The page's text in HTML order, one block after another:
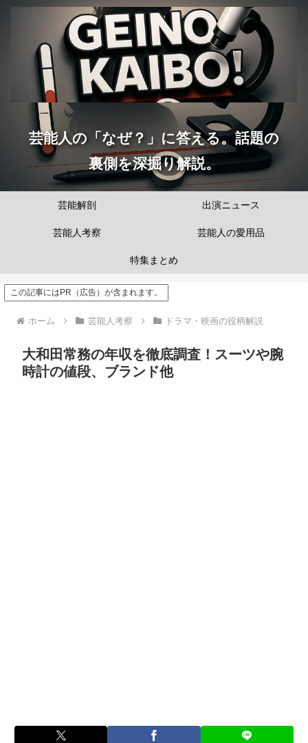
芸能人の「なぜ？」に答える。話題の
裏側を深掘り解説。
芸能解剖 出演ニュース
芸能人考察 芸能人の愛用品
特集まとめ
この記事にはPR（広告）が含まれます。
ホーム 芸能人考察 ドラマ・映画の役柄解説
大和田常務の年収を徹底調査！スーツや腕
時計の値段、ブランド他